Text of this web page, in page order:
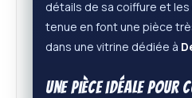
détails de sa coiffure et
tenue en font une pièce
dans une vitrine dédiée à
Une pièce idéale pour